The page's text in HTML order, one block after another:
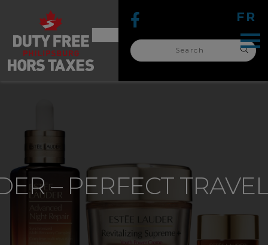
for:
FR
search
for:
– PERFECT